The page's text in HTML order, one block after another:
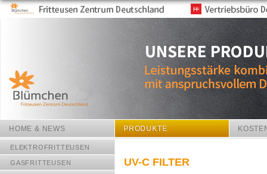
HOME & NEWS PRODUKTE
ELEKTROFRITTEUSEN
GASFRITTEUSEN UV-C FILTER